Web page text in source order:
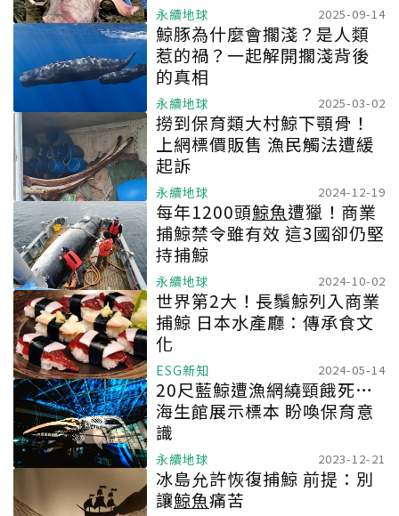
永續地球 2025-09-14
鯨豚為什麼會擱淺？是人類
惹的禍？一起解開擱淺背後
的真相
永續地球 2025-03-02
撈到保育類大村鯨下顎骨！
上網標價販售 漁民觸法遭緩
起訴
永續地球 2024-12-19
每年1200頭鯨魚遭獵！商業
捕鯨禁令雖有效 這3國卻仍堅
持捕鯨
永續地球 2024-10-02
世界第2大！長鬚鯨列入商業
捕鯨 日本水產廳：傳承食文
化
ESG新知 2024-05-14
20尺藍鯨遭漁網繞頸餓死…
海生館展示標本 盼喚保育意
識
永續地球 2023-12-21
冰島允許恢復捕鯨 前提：別
讓鯨魚痛苦